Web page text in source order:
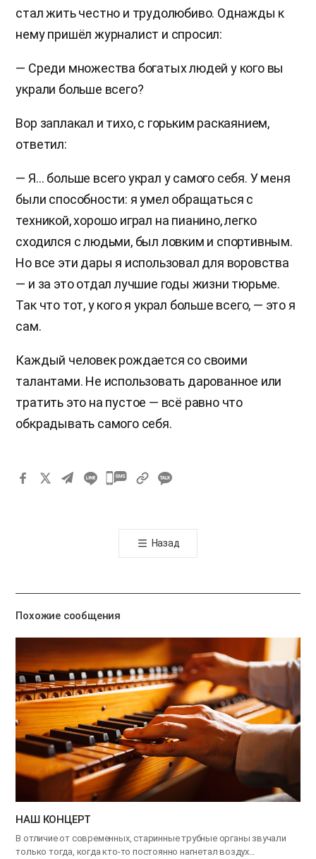
стал жить честно и трудолюбиво. Однажды к
нему пришёл журналист и спросил:
— Среди множества богатых людей у кого вы
украли больше всего?
Вор заплакал и тихо, с горьким раскаянием,
ответил:
— Я… больше всего украл у самого себя. У меня
были способности: я умел обращаться с
техникой, хорошо играл на пианино, легко
сходился с людьми, был ловким и спортивным.
Но все эти дары я использовал для воровства
— и за это отдал лучшие годы жизни тюрьме.
Так что тот, у кого я украл больше всего, — это я
сам.
Каждый человек рождается со своими
талантами. Не использовать дарованное или
тратить это на пустое — всё равно что
обкрадывать самого себя.
카
톡
공
기
Назад
Похожие сообщения
НАШ КОНЦЕРТ
В отличие от современных, старинные трубные органы звучали
только тогда, когда кто-то постоянно нагнетал воздух…